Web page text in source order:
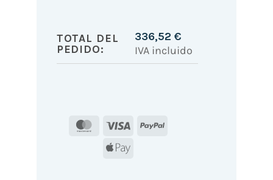
TOTAL DEL
PEDIDO:
336,52 €
IVA incluido
MasterCard
Visa
PayPal
Apple